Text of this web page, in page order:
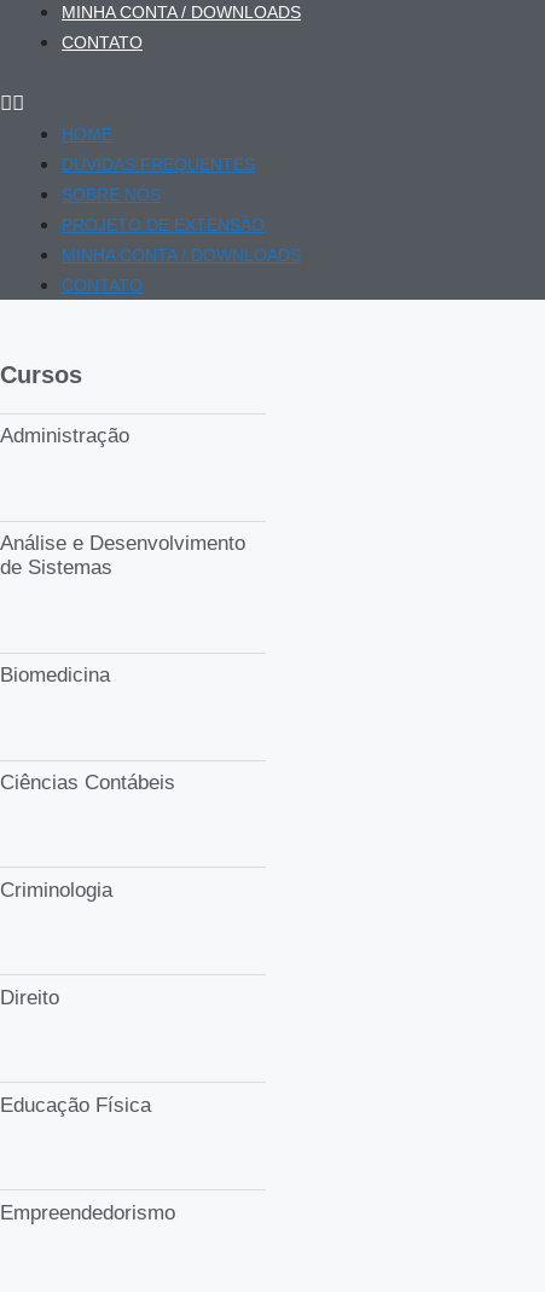
MINHA CONTA / DOWNLOADS
CONTATO
HOME
DÚVIDAS FREQUENTES
SOBRE NÓS
PROJETO DE EXTENSÃO
MINHA CONTA / DOWNLOADS
CONTATO
Cursos
Administração
Análise e Desenvolvimento
de Sistemas
Biomedicina
Ciências Contábeis
Criminologia
Direito
Educação Física
Empreendedorismo